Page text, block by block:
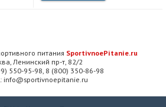
питания SportivnoePitanie.ru
Ленинский пр-т, 82/2
550-95-98, 8 (800) 350-86-98
info@sportivnoepitanie.ru